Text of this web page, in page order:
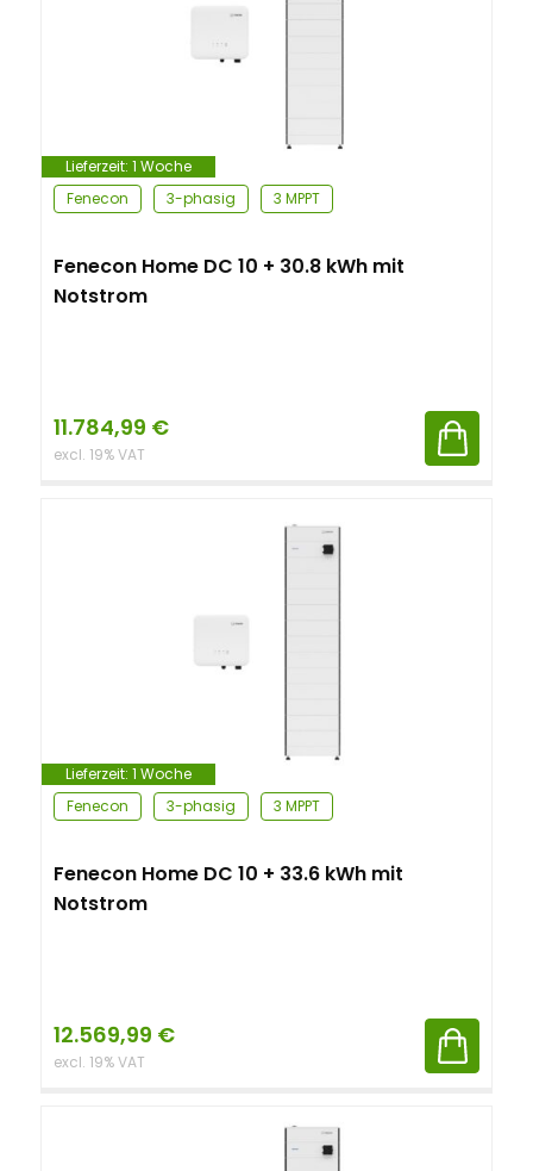
Lieferzeit: 1 Woche
Fenecon
3-phasig 3 MPPT
Fenecon Home DC 10 + 30.8 kWh mit
Notstrom
11.784,99 €
excl. 19% VAT
Lieferzeit: 1 Woche
Fenecon
3-phasig 3 MPPT
Fenecon Home DC 10 + 33.6 kWh mit
Notstrom
12.569,99 €
excl. 19% VAT